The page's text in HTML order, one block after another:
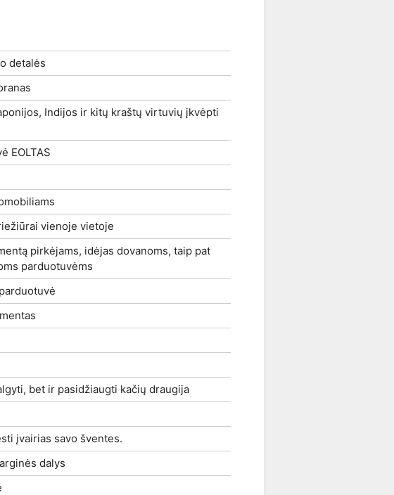
detalės
Indijos ir kitų kraštų virtuvių įkvėpti
EOLTAS
vienoje vietoje
pirkėjams, idėjas dovanoms, taip pat
parduotuvėms
bet ir pasidžiaugti kačių draugija
įvairias savo šventes.
dalys